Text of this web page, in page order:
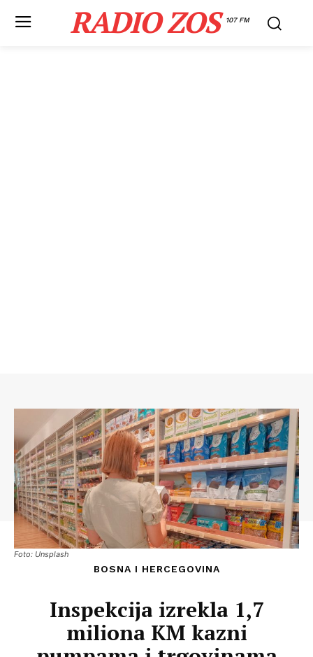
RADIO ZOS 107 FM
Foto: Unsplash
BOSNA I HERCEGOVINA
Inspekcija izrekla 1,7
miliona KM kazni